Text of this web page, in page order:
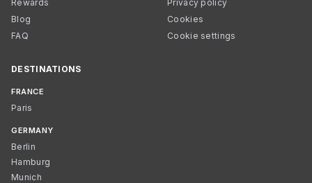
Rewards
Blog
FAQ
Privacy policy
Cookies
Cookie settings
DESTINATIONS
FRANCE
Paris
GERMANY
Berlin
Hamburg
Munich